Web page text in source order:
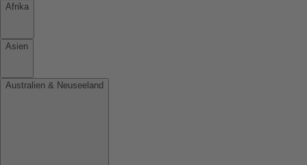
Afrika
Asien
Australien & Neuseeland